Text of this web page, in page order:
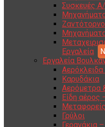
Συσκευές
Εργαλεία
Εργαλεία
Καρυδάκια
Αερόμετρα
Είδη
Γρύλοι
Γερανάκια